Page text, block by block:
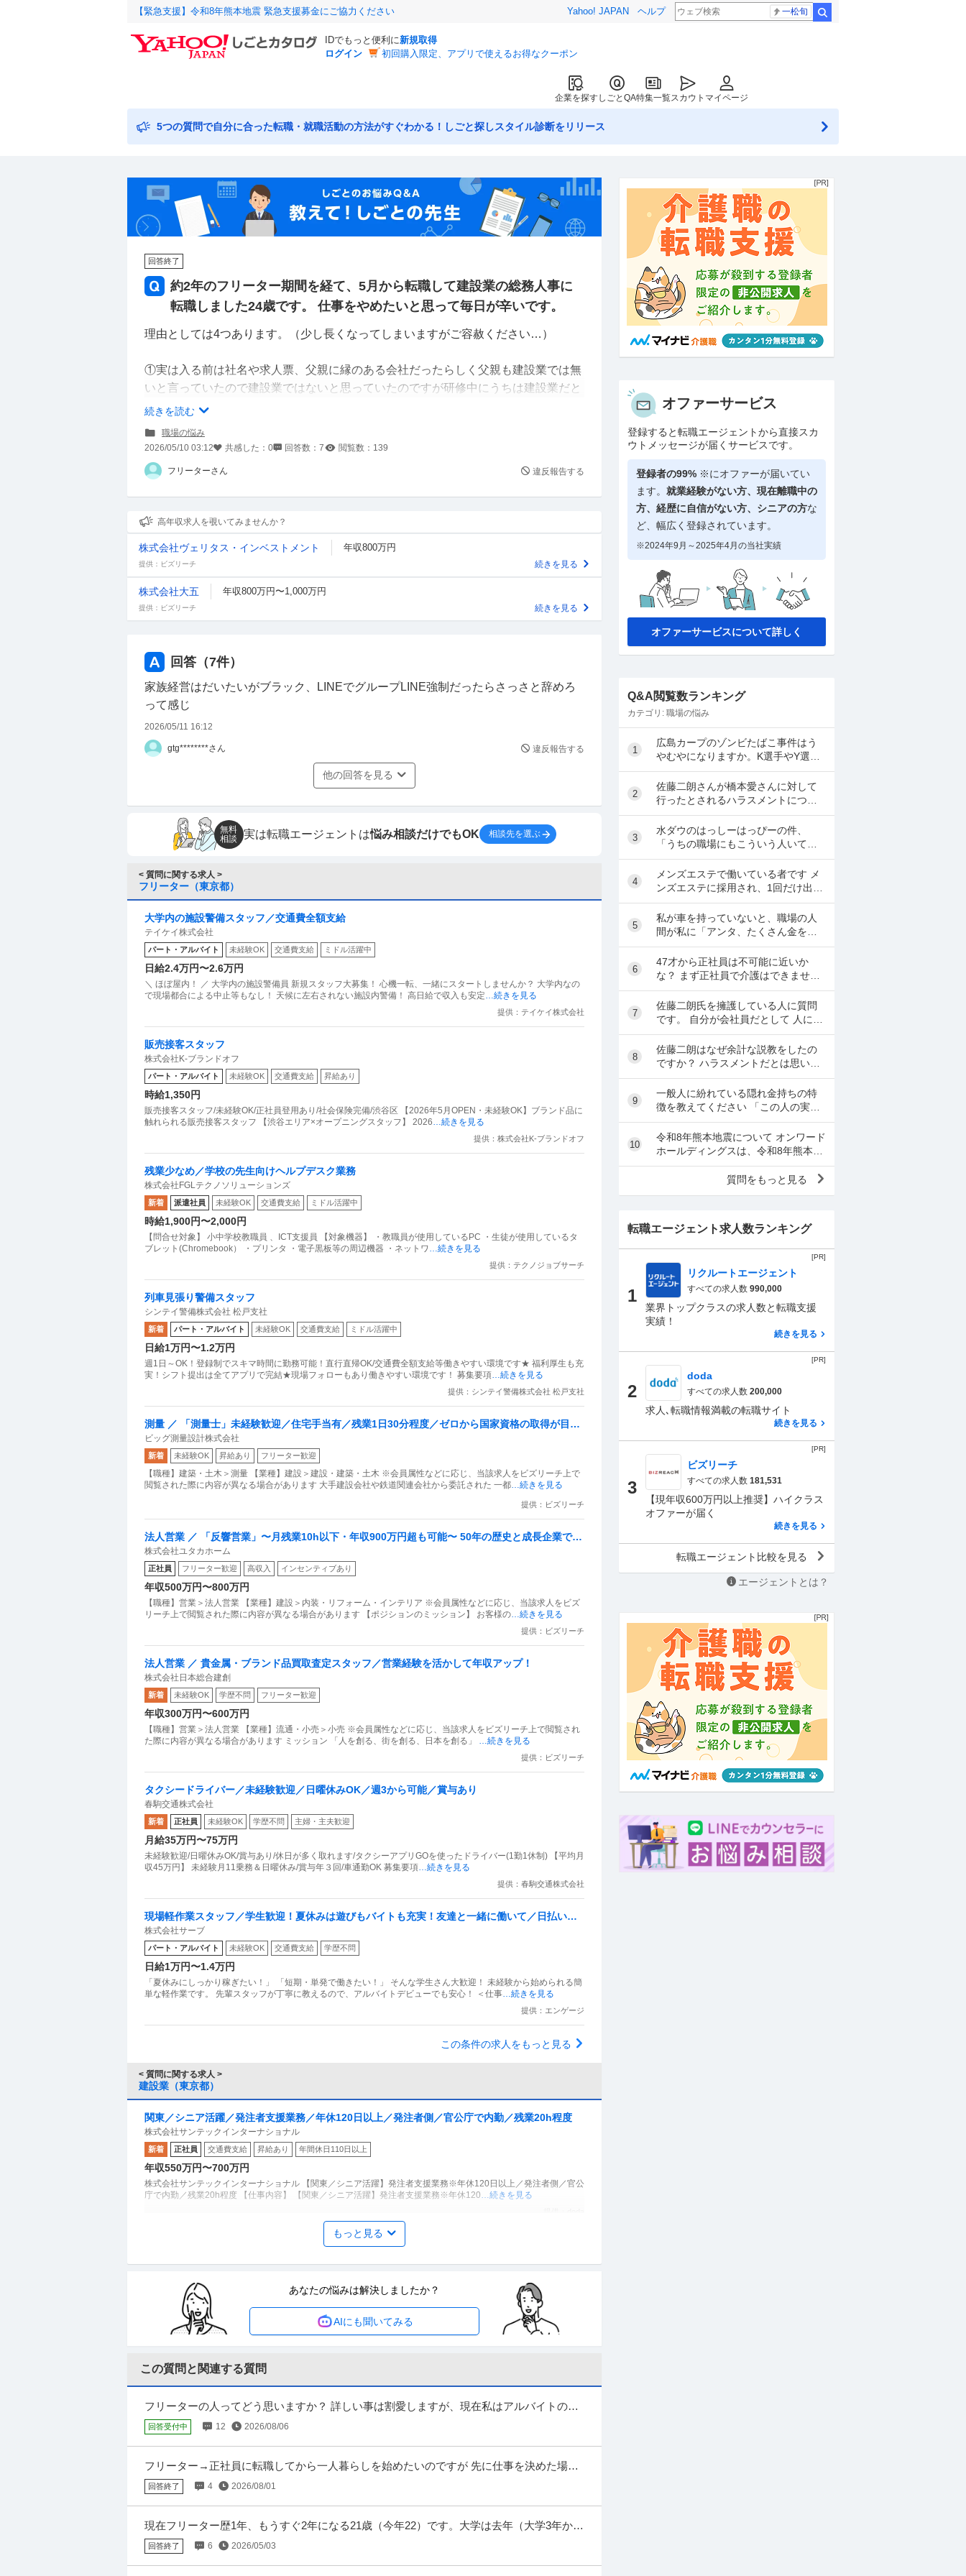
【緊急支援】令和8年熊本地震 緊急支援募金にご協力ください Yahoo! JAPAN ヘルプ 一松旬
IDでもっと便利に新規取得
ログイン
初回購入限定、アプリで使えるお得なクーポン
企業を探すしごとQA特集一覧スカウト マイページ
5つの質問で自分に合った転職・就職活動の方法がすぐわかる！しごと探しスタイル診断をリリース
回答終了
約2年のフリーター期間を経て、5月から転職して建設業の総務人事に
転職しました24歳です。 仕事をやめたいと思って毎日が辛いです。
理由としては4つあります。（少し長くなってしまいますがご容赦ください…）
①実は入る前は社名や求人票、父親に縁のある会社だったらしく父親も建設業では無
いと言っていたので建設業ではないと思っていたのですが研修中にうちは建設業だと
言われ気づきました。（転職活動では絶対建設業は避けていたのですが…）
時30分出社なのに8時からほぼ全員が職場にいてラジオ体操をします。強制では無い
と言っているが同調圧力でほぼ強制。その後各部署で打ち合わせしてから30分を迎え
ています。週明けは全員が会議室に移動して社訓唱和と当番制で社員の前でスピーチ
をしていました。
②部署内ではなく会社全体で20代が自分しかいません。自分より1ヶ月先に入社した
社員が3人いるのですがその内2人は30代半ば、もう1人は20歳なのですが研修2日間
した後会社に来なくなってしまいもうすぐ1ヶ月になるようです。人事なので20代で
若いということもあり転職フェアでの業務を丸投げしようみたいなことや、車の管理
や事故対応も任そうかと言われ車の扱いが達者な方ではないのでできれば避けたいで
す。
③面接にて第一土曜日出勤の代わりに有給休暇日数が20日あると聞いていたのでまぁ
妥協点かと思っていましたが実際は6年目からが20日で、今は10日しかない。その上
計画年休が5日分設定されているので、実質自由に使えるのは5日間しかありません。
（第一土曜日出勤も結構キツイ…）
④研修が2ヶ月と長めだと聞いていたが、その内訳本社の営業や施工管理、SI課に1週
間ずつ行かされたり、その後は県外の支社まで自分で片道1時間かけて2週間ぐらい受
けさせられたり、その後また別の支社で1週間受けたりと精神的にも体力的にもキツ
⑤おそらく家族経営。
起業した先代社長と専務の各々の長男や次男が現社長と専務となっています。Xや
YouTubeでも散々家族経営は避けた方がいいと言われてたり、ブラック企業の特徴が
大方当てはまってたり、総務という仕事を続けていても転職市場においてプラスなこ
2年フリーターをしていたので親にも心配掛けたくなかったり、はやく正社員になり
たかったので即判断で内定を承諾してしまった事を後悔しています。また転職エージ
ェントにも今やめても経歴書にかけることがないから1年は続けて欲しいとも言われ
てしまいました。
元々メンタルが強くなくマイナス思考ではありますが、入社前と入社後のギャップや
心が休まらず食欲も一切湧きません。胸のモヤモヤもずっとあり気持ち悪いです。
これは諦めるべきなのでしょうか。
続きを読む
職場の悩み
2026/05/10 03:12
共感した： 0 回答数： 7 閲覧数： 139
フリーターさん 違反報告する
高年収求人を覗いてみませんか？
株式会社ヴェリタス・インベストメント 年収800万円
提供：ビズリーチ 続きを見る
株式会社大五 年収800万円〜1,000万円
提供：ビズリーチ 続きを見る
回答（7件）
家族経営はだいたいがブラック、LINEでグループLINE強制だったらさっさと辞めろ
って感じ
2026/05/11 16:12
gtg********さん 違反報告する
他の回答を見る
無料
相談
実は転職エージェントは悩み相談だけでもOK 相談先を選ぶ
< 質問に関する求人 >
フリーター（東京都）
大学内の施設警備スタッフ／交通費全額支給
テイケイ株式会社
パート・アルバイト 未経験OK 交通費支給 ミドル活躍中
日給2.4万円〜2.6万円
＼ ほぼ屋内！ ／ 大学内の施設警備員 新規スタッフ大募集！ 心機一転、一緒にスタートしませんか？ 大学内なの
で現場都合による中止等もなし！ 天候に左右されない施設内警備！ 高日給で収入も安定…続きを見る
提供：テイケイ株式会社
販売接客スタッフ
株式会社K-ブランドオフ
パート・アルバイト 未経験OK 交通費支給 昇給あり
時給1,350円
販売接客スタッフ/未経験OK/正社員登用あり/社会保険完備/渋谷区 【2026年5月OPEN・未経験OK】ブランド品に
触れられる販売接客スタッフ 【渋谷エリア×オープニングスタッフ】 2026…続きを見る
提供：株式会社K-ブランドオフ
残業少なめ／学校の先生向けヘルプデスク業務
株式会社FGLテクノソリューションズ
新着 派遣社員 未経験OK 交通費支給 ミドル活躍中
時給1,900円〜2,000円
【問合せ対象】 小中学校教職員 、ICT支援員 【対象機器】 ・教職員が使用しているPC ・生徒が使用しているタ
ブレット(Chromebook） ・プリンタ ・電子黒板等の周辺機器 ・ネットワ…続きを見る
提供：テクノジョブサーチ
列車見張り警備スタッフ
シンテイ警備株式会社 松戸支社
新着 パート・アルバイト 未経験OK 交通費支給 ミドル活躍中
日給1万円〜1.2万円
週1日～OK！登録制でスキマ時間に勤務可能！直行直帰OK/交通費全額支給等働きやすい環境です★ 福利厚生も充
実！シフト提出は全てアプリで完結★現場フォローもあり働きやすい環境です！ 募集要項…続きを見る
提供：シンテイ警備株式会社 松戸支社
測量 ／ 「測量士」未経験歓迎／住宅手当有／残業1日30分程度／ゼロから国家資格の取得が目指
せます！／年休122日
ビッグ測量設計株式会社
新着 未経験OK 昇給あり フリーター歓迎
【職種】建築・土木＞測量 【業種】建設＞建設・建築・土木 ※会員属性などに応じ、当該求人をビズリーチ上で
閲覧された際に内容が異なる場合があります 大手建設会社や鉄道関連会社から委託された 一都…続きを見る
提供：ビズリーチ
法人営業 ／ 「反響営業」〜月残業10h以下・年収900万円超も可能〜 50年の歴史と成長企業で高
収入を実現する
株式会社ユタカホーム
正社員 フリーター歓迎 高収入 インセンティブあり
年収500万円〜800万円
【職種】営業＞法人営業 【業種】建設＞内装・リフォーム・インテリア ※会員属性などに応じ、当該求人をビズ
リーチ上で閲覧された際に内容が異なる場合があります 【ポジションのミッション】 お客様の…続きを見る
提供：ビズリーチ
法人営業 ／ 貴金属・ブランド品買取査定スタッフ／営業経験を活かして年収アップ！
株式会社日本総合建創
新着 未経験OK 学歴不問 フリーター歓迎
年収300万円〜600万円
【職種】営業＞法人営業 【業種】流通・小売＞小売 ※会員属性などに応じ、当該求人をビズリーチ上で閲覧され
た際に内容が異なる場合があります ミッション 「人を創る、街を創る、日本を創る」 …続きを見る
提供：ビズリーチ
タクシードライバー／未経験歓迎／日曜休みOK／週3から可能／賞与あり
春駒交通株式会社
新着 正社員 未経験OK 学歴不問 主婦・主夫歓迎
月給35万円〜75万円
未経験歓迎/日曜休みOK/賞与あり/休日が多く取れます/タクシーアプリGOを使ったドライバー(1勤1休制) 【平均月
収45万円】 未経験月11乗務＆日曜休み/賞与年３回/車通勤OK 募集要項…続きを見る
提供：春駒交通株式会社
現場軽作業スタッフ／学生歓迎！夏休みは遊びもバイトも充実！友達と一緒に働いて／日払いで
稼いで夏休みを満喫しよう！
株式会社サーブ
パート・アルバイト 未経験OK 交通費支給 学歴不問
日給1万円〜1.4万円
「夏休みにしっかり稼ぎたい！」 「短期・単発で働きたい！」 そんな学生さん大歓迎！ 未経験から始められる簡
単な軽作業です。 先輩スタッフが丁寧に教えるので、アルバイトデビューでも安心！ ＜仕事…続きを見る
提供：エンゲージ
この条件の求人をもっと見る
< 質問に関する求人 >
建設業（東京都）
関東／シニア活躍／発注者支援業務／年休120日以上／発注者側／官公庁で内勤／残業20h程度
株式会社サンテックインターナショナル
新着 正社員 交通費支給 昇給あり 年間休日110日以上
年収550万円〜700万円
株式会社サンテックインターナショナル 【関東／シニア活躍】発注者支援業務※年休120日以上／発注者側／官公
庁で内勤／残業20h程度 【仕事内容】 【関東／シニア活躍】発注者支援業務※年休120…続きを見る
不動産・マンション・ビル管理 ／ 「千葉／東京」データセンター設備管理業務／大手外資系企業
年収800万円〜1,000万円
【職種】不動産＞不動産・マンション・ビル管理 【業種】建設＞設備・電気 ※会員属性などに応じ、当該求人を
ビズリーチ上で閲覧された際に内容が異なる場合があります ◆職務概要 クリティカル環境にお…続きを見る
電気設備設計 ／ 「設備据付工事」「据付だけ」で終わらせない／全工程を自社で担う多能工へ／
プラント設備工事のプロ募集
株式会社誠大興業
未経験OK スキルアップ
【職種】建築・土木＞電気設備設計 【業種】建設＞建設・建築・土木 ※会員属性などに応じ、当該求人をビズリ
ーチ上で閲覧された際に内容が異なる場合があります ■事業概要：プラント施工の「全工程」を
建築施工管理 ／ 「年収1500万円も可能」建設事業の創業メンバー募集／職長・施工管理・現場
年収800万円〜1,500万円
【職種】施工管理＞建築施工管理 【業種】コンサルティング＞コンサルティング ※会員属性などに応じ、当該求
もっと見る
あなたの悩みは解決しましたか？
AIにも聞いてみる
この質問と関連する質問
フリーターの人ってどう思いますか？ 詳しい事は割愛しますが、現在私はアルバイトの人
たちをまとめるような役割です。先日上司に人材が欲しいとのことでこんな...
回答受付中 12 2026/08/06
フリーター→正社員に転職してから一人暮らしを始めたいのですが 先に仕事を決めた場
合、引っ越しの期間は設けてもらえるのでしょうか？ 自分が引っ越し期間が欲し...
回答終了 4 2026/08/01
現在フリーター歴1年、もうすぐ2年になる21歳（今年22）です。大学は去年（大学3年か
ら）中退しました。 専門学校に通うことも考えましたが、やりたい事や目...
回答終了 6 2026/05/03
オファーサービス
登録すると転職エージェントから直接スカ
ウトメッセージが届くサービスです。
登録者の99% ※にオファーが届いてい
ます。 就業経験がない方、現在離職中の
方、 経歴に自信がない方、シニアの方な
ど、幅広く登録されています。
※2024年9月～2025年4月の当社実績
オファーサービスについて詳しく
Q&A閲覧数ランキング
カテゴリ: 職場の悩み
1
広島カープのゾンビたばこ事件はう
やむやになりますか。K選手やY選手
は名前が上がってしましたよね。
2
佐藤二朗さんが橋本愛さんに対して
行ったとされるハラスメントについ
て、佐藤二朗さんを擁護する意見が
多いですよね。 これは極端に言え
ば、 「ハラスメントでは...
3
水ダウのはっしーはっぴーの件、
「うちの職場にもこういう人いて笑
えない」っていう共感のポストがツ
イッターやyoutubeのコメント欄に多
すぎてそっちに驚いて...
4
メンズエステで働いている者です メ
ンズエステに採用され、1回だけ出勤
したのですが、研修（店長が担当）
の際や出勤時に「元々デリをやって
いたなら」という理由で...
5
私が車を持っていないと、職場の人
間が私に「アンタ、たくさん金を持
っているのだから車を買えよ。」と
言って来ます。 でも なんで しんどい
思いをして働いた金で...
6
47才から正社員は不可能に近いか
な？ まず正社員で介護はできませ
ん。 警備員は難しいです。できませ
ん。 運送会社の運転手は無理です。
できません 過去にうつ...
7
佐藤二朗氏を擁護している人に質問
です。 自分が会社員だとして 人に言
いたくない事情（病気や家族の事情
など）があり、上司や総務等に相談
した結果、仕事内容を...
8
佐藤二朗はなぜ余計な説教をしたの
ですか？ ハラスメントだとは思いま
せん。何でもかんでもハラスメント
という最近の風潮に反対です。た
だ、橋本愛からすれば良い気...
9
一般人に紛れている隠れ金持ちの特
徴を教えてください 「この人の実家
はかなり金持ちでかなり裕福な隠れ
お嬢さまなんだな」とわかる特徴を
教えてください 私の...
10
令和8年熊本地震について オンワード
ホールディングスは、令和8年熊本自
身で、大震災の余波の可能性が高い
中、従業員に売上金の確保（金庫へ
質問をもっと見る
転職エージェント求人数ランキング
[PR]
1
リクルートエージェント
すべての求人数 990,000
業界トップクラスの求人数と転職支援
実績！
続きを見る
[PR]
2
doda
すべての求人数 200,000
求人､転職情報満載の転職サイト
続きを見る
[PR]
3
ビズリーチ
すべての求人数 181,531
【現年収600万円以上推奨】ハイクラス
オファーが届く
続きを見る
転職エージェント比較を見る
エージェントとは？